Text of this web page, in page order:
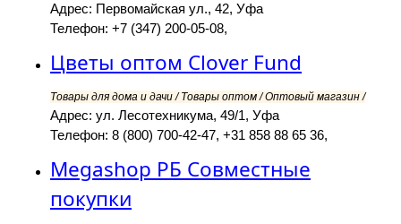
Адрес: Первомайская ул., 42, Уфа
Телефон: +7 (347) 200-05-08,
Цветы оптом Clover Fund
Товары для дома и дачи / Товары оптом / Оптовый магазин /
Адрес: ул. Лесотехникума, 49/1, Уфа
Телефон: 8 (800) 700-42-47, +31 858 88 65 36,
Megashop РБ Совместные
покупки